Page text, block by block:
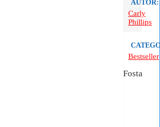
AUTOR:
Carly
Phillips
Bestseller
Fosta